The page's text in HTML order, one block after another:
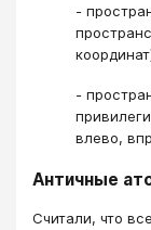
-
-
влево,
Античные
Считали, что